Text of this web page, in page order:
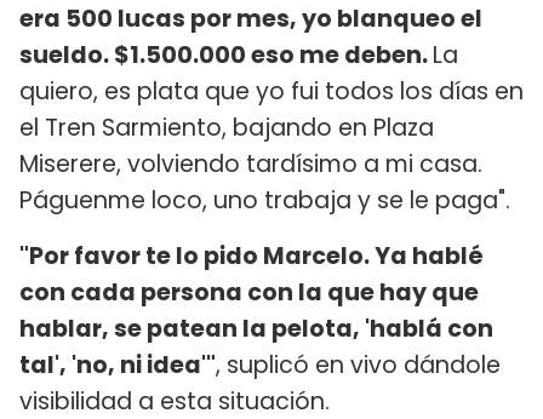
era 500 lucas por mes, yo blanqueo el
sueldo. $1.500.000 eso me deben.La
quiero, es plata que yo fui todos los días en
el Tren Sarmiento, bajando en Plaza
Miserere, volviendo tardísimo a mi casa.
Páguenme loco, uno trabaja y se le paga".
"Por favor te lo pido Marcelo. Ya hablé
con cada persona con la que hay que
hablar, se patean la pelota, 'hablá con
tal', 'no, ni idea'", suplicó en vivo dándole
visibilidad a esta situación.